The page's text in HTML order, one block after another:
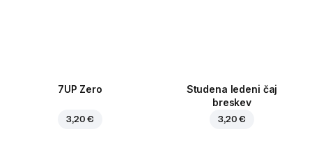
7UP Zero
3,20 €
Studena ledeni čaj
breskev
3,20 €